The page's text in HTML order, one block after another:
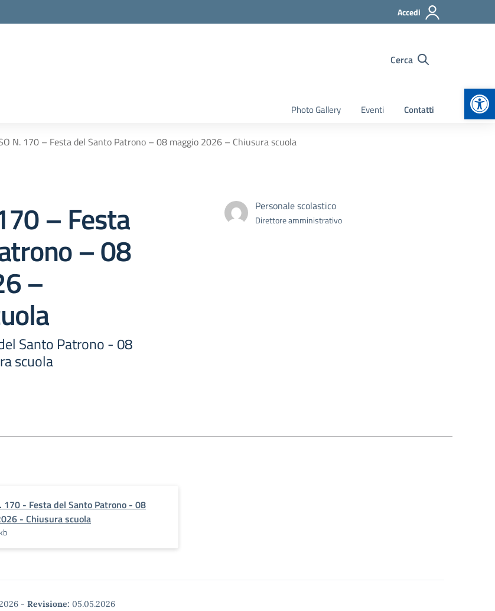
Accedi
Cerca
Photo Gallery Eventi Contatti
N. 170 – Festa del Santo Patrono – 08 maggio 2026 – Chiusura scuola
– Festa
– 08
–
Santo Patrono - 08
scuola
Personale scolastico
Direttore amministrativo
170 - Festa del Santo Patrono - 08
- Chiusura scuola
- Revisione: 05.05.2026